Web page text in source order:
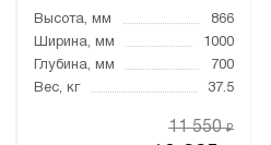
Высота, мм
866
Ширина, мм
1000
Глубина, мм
700
Вес, кг
37.5
11 550₽